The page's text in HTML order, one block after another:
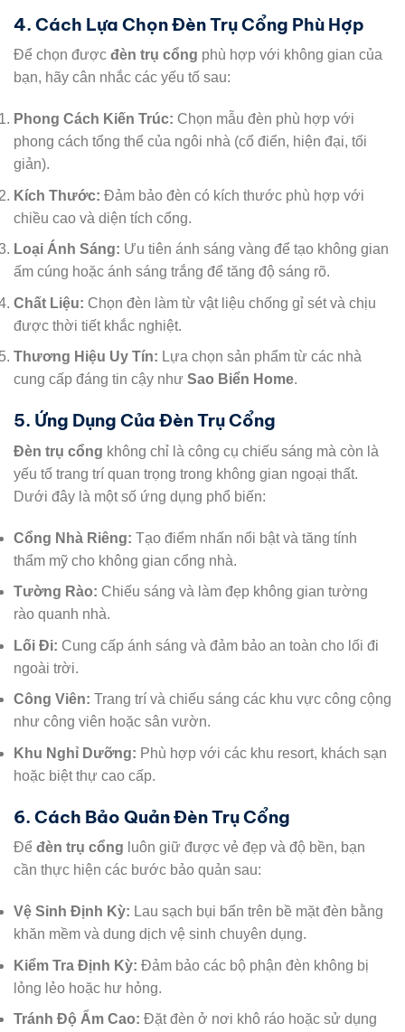
4. Cách Lựa Chọn Đèn Trụ Cổng Phù Hợp
Để chọn được đèn trụ cổng phù hợp với không gian của
bạn, hãy cân nhắc các yếu tố sau:
Phong Cách Kiến Trúc: Chọn mẫu đèn phù hợp với
phong cách tổng thể của ngôi nhà (cổ điển, hiện đại, tối
giản).
Kích Thước: Đảm bảo đèn có kích thước phù hợp với
chiều cao và diện tích cổng.
Loại Ánh Sáng: Ưu tiên ánh sáng vàng để tạo không gian
ấm cúng hoặc ánh sáng trắng để tăng độ sáng rõ.
Chất Liệu: Chọn đèn làm từ vật liệu chống gỉ sét và chịu
được thời tiết khắc nghiệt.
Thương Hiệu Uy Tín: Lựa chọn sản phẩm từ các nhà
cung cấp đáng tin cậy như Sao Biển Home.
5. Ứng Dụng Của Đèn Trụ Cổng
Đèn trụ cổng không chỉ là công cụ chiếu sáng mà còn là
yếu tố trang trí quan trọng trong không gian ngoại thất.
Dưới đây là một số ứng dụng phổ biến:
Cổng Nhà Riêng: Tạo điểm nhấn nổi bật và tăng tính
thẩm mỹ cho không gian cổng nhà.
Tường Rào: Chiếu sáng và làm đẹp không gian tường
rào quanh nhà.
Lối Đi: Cung cấp ánh sáng và đảm bảo an toàn cho lối đi
ngoài trời.
Công Viên: Trang trí và chiếu sáng các khu vực công cộng
như công viên hoặc sân vườn.
Khu Nghỉ Dưỡng: Phù hợp với các khu resort, khách sạn
hoặc biệt thự cao cấp.
6. Cách Bảo Quản Đèn Trụ Cổng
Để đèn trụ cổng luôn giữ được vẻ đẹp và độ bền, bạn
cần thực hiện các bước bảo quản sau:
Vệ Sinh Định Kỳ: Lau sạch bụi bẩn trên bề mặt đèn bằng
khăn mềm và dung dịch vệ sinh chuyên dụng.
Kiểm Tra Định Kỳ: Đảm bảo các bộ phận đèn không bị
lỏng lẻo hoặc hư hỏng.
Tránh Độ Ẩm Cao: Đặt đèn ở nơi khô ráo hoặc sử dụng